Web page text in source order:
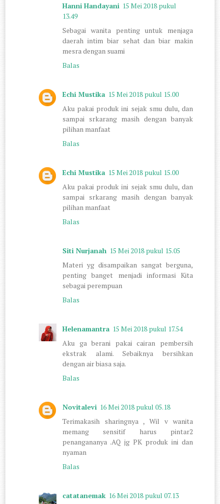
Hanni Handayani 15 Mei 2018 pukul
13.49
Sebagai wanita penting untuk menjaga
daerah intim biar sehat dan biar makin
mesra dengan suami
Balas
Echi Mustika 15 Mei 2018 pukul 15.00
Aku pakai produk ini sejak smu dulu, dan
sampai srkarang masih dengan banyak
pilihan manfaat
Balas
Echi Mustika 15 Mei 2018 pukul 15.00
Aku pakai produk ini sejak smu dulu, dan
sampai srkarang masih dengan banyak
pilihan manfaat
Balas
Siti Nurjanah 15 Mei 2018 pukul 15.05
Materi yg disampaikan sangat berguna,
penting banget menjadi informasi Kita
sebagai perempuan
Balas
Helenamantra 15 Mei 2018 pukul 17.54
Aku ga berani pakai cairan pembersih
ekstrak alami. Sebaiknya bersihkan
dengan air biasa saja.
Balas
Novitalevi 16 Mei 2018 pukul 05.18
Terimakasih sharingnya , Wil v wanita
memang sensitif harus pintar2
penangananya .AQ jg PK produk ini dan
nyaman
Balas
catatanemak 16 Mei 2018 pukul 07.13